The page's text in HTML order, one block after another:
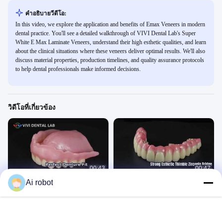
คําอธิบายวีดีโอ:
In this video, we explore the application and benefits of Emax Veneers in modern
dental practice. You'll see a detailed walkthrough of VIVI Dental Lab's Super
White E Max Laminate Veneers, understand their high esthetic qualities, and learn
about the clinical situations where these veneers deliver optimal results. We'll also
discuss material properties, production timelines, and quality assurance protocols
to help dental professionals make informed decisions.
วิดีโอที่เกี่ยวข้อง
00:43
ฟันปลอมบด
วิดีโอเทคนิค
00:47
Ai robot